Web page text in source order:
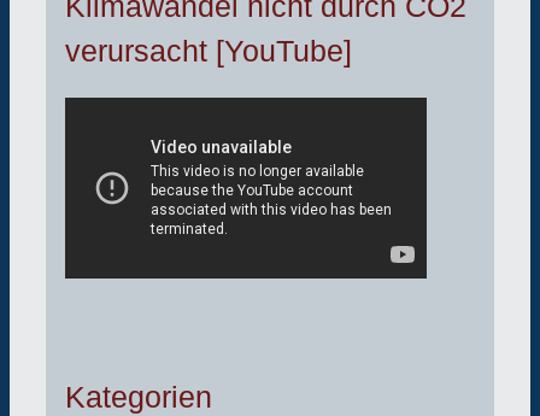
verursacht [YouTube]
Kategorien